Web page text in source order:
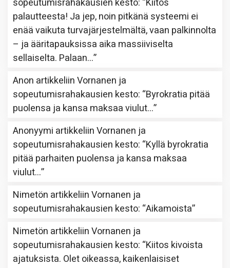
sopeutumisrahakausien kesto: “Kiitos
palautteesta! Ja jep, noin pitkänä systeemi ei
enää vaikuta turvajärjestelmältä, vaan palkinnolta
– ja ääritapauksissa aika massiiviselta
sellaiselta. Palaan…”
Anon artikkeliinVornanen ja
sopeutumisrahakausien kesto: “Byrokratia pitää
puolensa ja kansa maksaa viulut…”
Anonyymi artikkeliinVornanen ja
sopeutumisrahakausien kesto: “Kyllä byrokratia
pitää parhaiten puolensa ja kansa maksaa
viulut…”
Nimetön artikkeliinVornanen ja
sopeutumisrahakausien kesto: “Aikamoista”
Nimetön artikkeliinVornanen ja
sopeutumisrahakausien kesto: “Kiitos kivoista
ajatuksista. Olet oikeassa, kaikenlaisiset